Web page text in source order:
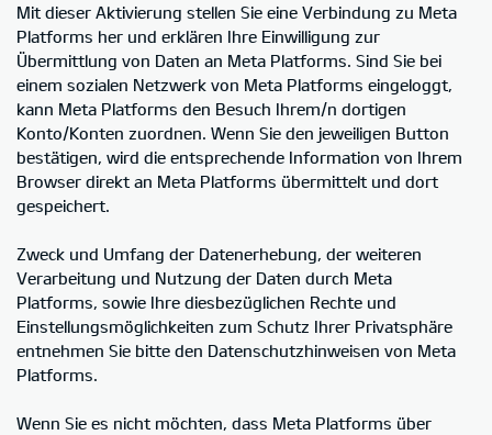
Mit dieser Aktivierung stellen Sie eine Verbindung zu Meta
Platforms her und erklären Ihre Einwilligung zur
Übermittlung von Daten an Meta Platforms. Sind Sie bei
einem sozialen Netzwerk von Meta Platforms eingeloggt,
kann Meta Platforms den Besuch Ihrem/n dortigen
Konto/Konten zuordnen. Wenn Sie den jeweiligen Button
bestätigen, wird die entsprechende Information von Ihrem
Browser direkt an Meta Platforms übermittelt und dort
gespeichert.
Zweck und Umfang der Datenerhebung, der weiteren
Verarbeitung und Nutzung der Daten durch Meta
Platforms, sowie Ihre diesbezüglichen Rechte und
Einstellungsmöglichkeiten zum Schutz Ihrer Privatsphäre
entnehmen Sie bitte den Datenschutzhinweisen von Meta
Platforms.
Wenn Sie es nicht möchten, dass Meta Platforms über